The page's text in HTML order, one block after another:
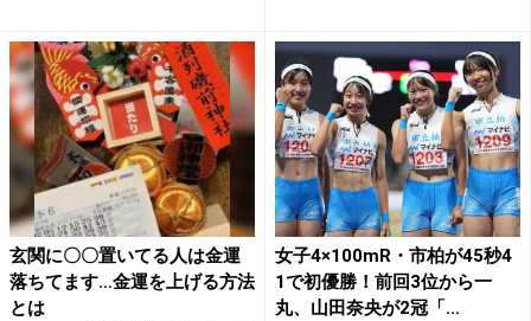
玄関に〇〇置いてる人は金運
落ちてます…金運を上げる方法
とは
女子4×100mR・市柏が45秒4
1で初優勝！前回3位から一
丸、山田奈央が2冠「...